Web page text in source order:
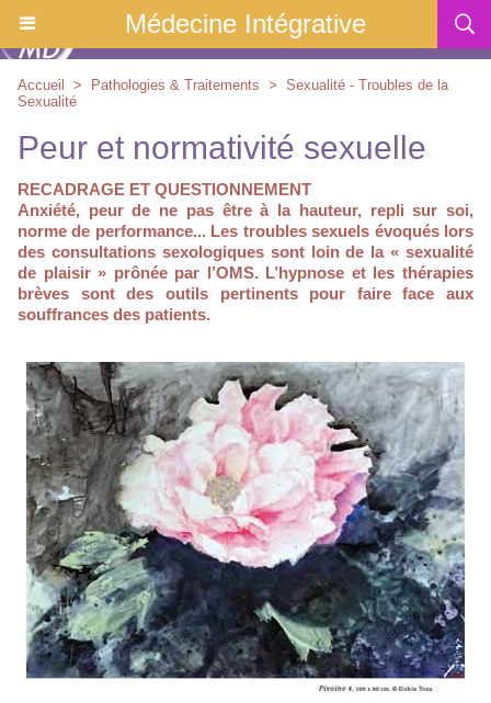
Médecine Intégrative
Accueil > Pathologies & Traitements > Sexualité - Troubles de la
Sexualité
Peur et normativité sexuelle
RECADRAGE ET QUESTIONNEMENT
Anxiété, peur de ne pas être à la hauteur, repli sur soi,
norme de performance... Les troubles sexuels évoqués lors
des consultations sexologiques sont loin de la « sexualité
de plaisir » prônée par l’OMS. L’hypnose et les thérapies
brèves sont des outils pertinents pour faire face aux
souffrances des patients.